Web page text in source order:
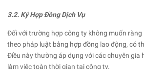
3.2. Ký Hợp Đồng Dịch Vụ
Đối với trường hợp công ty không muốn ràng
theo pháp luật bằng hợp đồng lao động, có
Điều này thường áp dụng với các chuyên gia
làm việc toàn thời gian tại công ty.